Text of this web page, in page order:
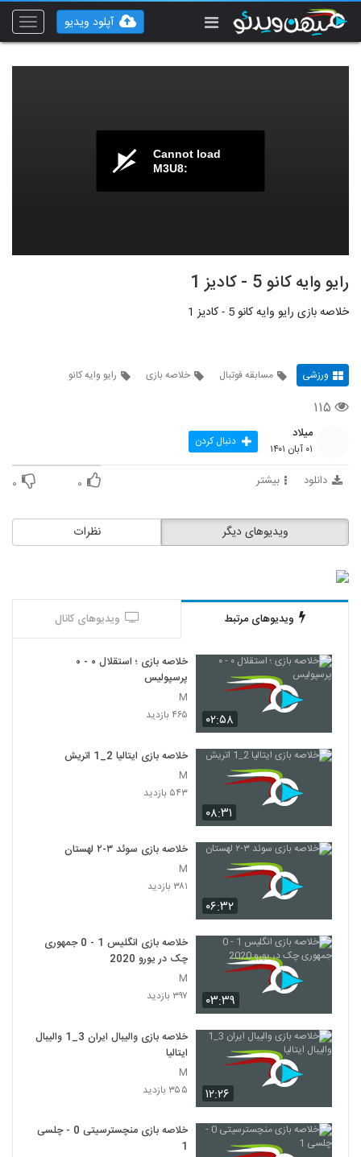
Toggle
آپلود ویدیو
Cannot load
M3U8:
رایو وایه کانو 5 - کادیز 1
خلاصه بازی رایو وایه کانو 5 - کادیز 1
ورزشی مسابقه فوتبال خلاصه بازی رایو وایه کانو
۱۱۵
میلاد
۰۱ آبان ۱۴۰۱ دنبال کردن
دانلود بیشتر ۰ ۰
نظرات ویدیوهای دیگر
ویدیوهای مرتبط ویدیوهای کانال
۰۲:۵۸
خلاصه بازی ؛ استقلال ۰ - ۰
پرسپولیس
M
۴۶۵ بازدید
۰۸:۳۱
خلاصه بازی ایتالیا 2_1 اتريش
M
۵۴۳ بازدید
۰۶:۳۲
خلاصه بازی سوئد ۳-۲ لهستان
M
۳۸۱ بازدید
۰۳:۳۹
خلاصه بازی انگلیس 1 - 0 جمهوری
چک در یورو 2020
M
۳۹۷ بازدید
۱۲:۲۶
خلاصه بازی والیبال ایران 3_1 والیبال
ایتالیا
M
۳۵۵ بازدید
خلاصه بازی منچسترسیتی 0 - چلسی
1